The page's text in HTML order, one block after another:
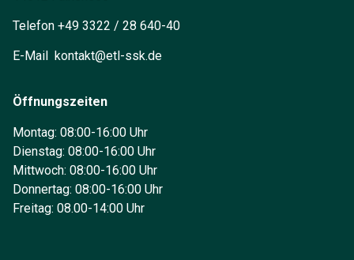
Telefon +49 3322 / 28 640-40
E-Mail kontakt@etl-ssk.de
Öffnungszeiten
Montag: 08:00-16:00 Uhr
Dienstag: 08:00-16:00 Uhr
Mittwoch: 08:00-16:00 Uhr
Donnertag: 08:00-16:00 Uhr
Freitag: 08.00-14:00 Uhr